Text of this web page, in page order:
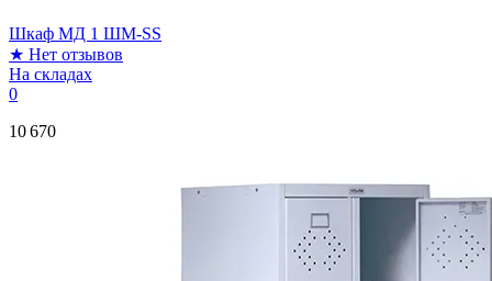
Шкаф МД 1 ШМ-SS
★ Нет отзывов
На складах
0
10 670